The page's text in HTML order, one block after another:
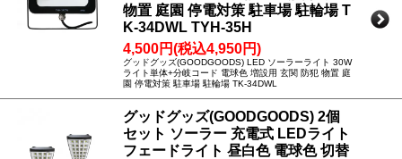
物置 庭園 停電対策 駐車場 駐輪場 T
K-34DWL TYH-35H
4,500円(税込4,950円)
グッドグッズ(GOODGOODS) LED ソーラーライト 30W
ライト単体+分岐コード 電球色 増設用 玄関 防犯 物置 庭
園 停電対策 駐車場 駐輪場 TK-34DWL
グッドグッズ(GOODGOODS) 2個
セット ソーラー 充電式 LEDライト
フェードライト 昼白色 電球色 切替